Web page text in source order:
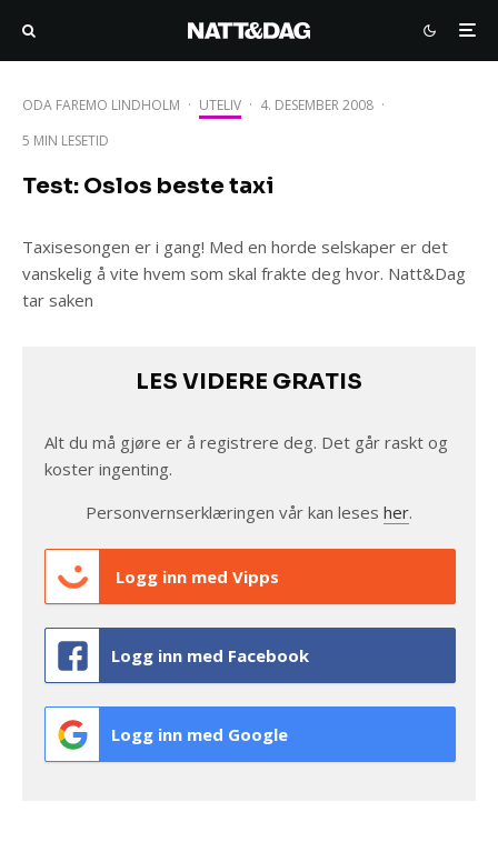
ODA FAREMO LINDHOLM · UTELIV · 4. DESEMBER 2008 ·
5 MIN LESETID
Test: Oslos beste taxi
Taxisesongen er i gang! Med en horde selskaper er det
vanskelig å vite hvem som skal frakte deg hvor. Natt&Dag
tar saken
LES VIDERE GRATIS
Alt du må gjøre er å registrere deg. Det går raskt og
koster ingenting.
Personvernserklæringen vår kan leses her.
Logg inn med Vipps
Logg inn med Facebook
Logg inn med Google